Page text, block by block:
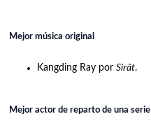
Mejor música original
Kangding Ray porSirât.
Mejor actor de reparto de una serie